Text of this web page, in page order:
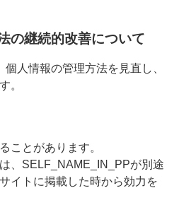
の継続的改善について
人情報の管理方法を見直し、
。
ことがあります。
、SELF_NAME_IN_PPが別途
イトに掲載した時から効力を